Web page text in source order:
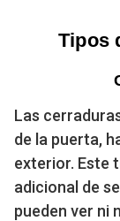
Tipos
Las
de la puerta,
exterior. Este
adicional de
pueden ver ni